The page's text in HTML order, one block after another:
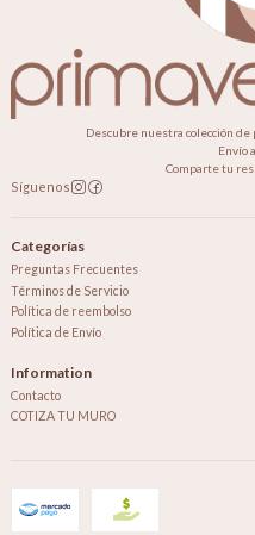
Descubre nuestra colección
Envío
Comparte tu
Síguenos
Categorías
Preguntas Frecuentes
Términos de Servicio
Política de reembolso
Política de Envío
Information
Contacto
COTIZA TU MURO